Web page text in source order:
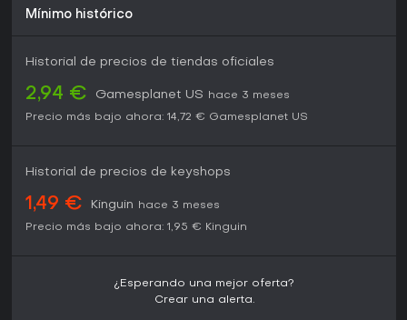
Mínimo histórico
Historial de precios de tiendas oficiales
2,94 € Gamesplanet US
hace 3 meses
Precio más bajo ahora: 14,72 € Gamesplanet US
Historial de precios de keyshops
1,49 € Kinguin
hace 3 meses
Precio más bajo ahora: 1,95 € Kinguin
¿Esperando una mejor oferta?
Crear una alerta.